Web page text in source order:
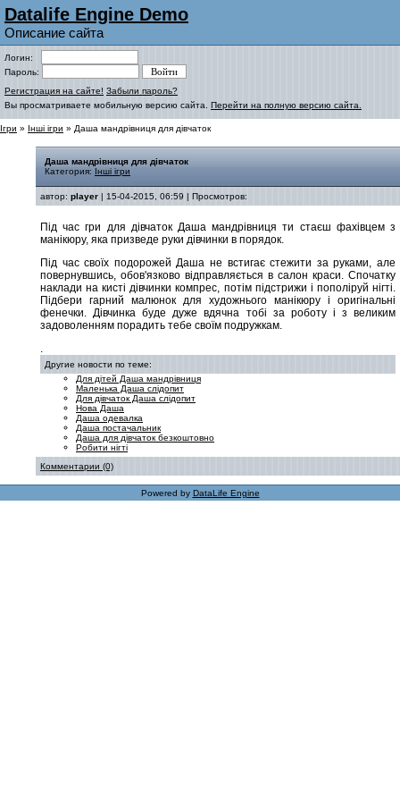
Datalife Engine Demo
Описание сайта
Логин:
Пароль:
Регистрация на сайте! Забыли пароль?
Вы просматриваете мобильную версию сайта. Перейти на полную версию сайта.
Ігри » Інші ігри » Даша мандрівниця для дівчаток
Даша мандрівниця для дівчаток
Категория: Інші ігри
автор: player | 15-04-2015, 06:59 | Просмотров:
Під час гри для дівчаток Даша мандрівниця ти стаєш фахівцем з
манікюру, яка призведе руки дівчинки в порядок.
Під час своїх подорожей Даша не встигає стежити за руками, але
повернувшись, обов'язково відправляється в салон краси. Спочатку
наклади на кисті дівчинки компрес, потім підстрижи і пополіруй нігті.
Підбери гарний малюнок для художнього манікюру і оригінальні
фенечки. Дівчинка буде дуже вдячна тобі за роботу і з великим
задоволенням порадить тебе своїм подружкам.
.
Другие новости по теме:
Для дітей Даша мандрівниця
Маленька Даша слідопит
Для дівчаток Даша слідопит
Нова Даша
Даша одевалка
Даша постачальник
Даша для дівчаток безкоштовно
Робити нігті
Комментарии (0)
Powered by DataLife Engine